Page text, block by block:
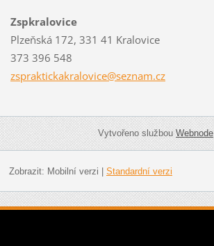
Zspkralovice
Plzeňská 172, 331 41 Kralovice
373 396 548
zspraktickakralovice@seznam.cz
Vytvořeno službouWebnode
Zobrazit: Mobilní verzi Standardní verzi